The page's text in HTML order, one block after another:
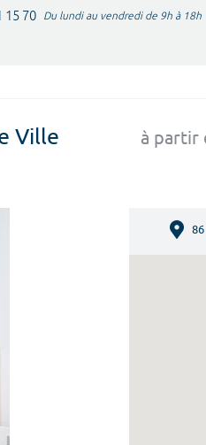
15 70 Du lundi au vendredi de 9h à 18h
Ville à partir
86